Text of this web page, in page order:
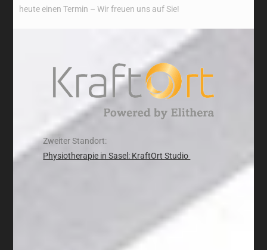
heute einen Termin – Wir freuen uns auf Sie!
Zweiter Standort:
Physiotherapie in Sasel: KraftOrt Studio